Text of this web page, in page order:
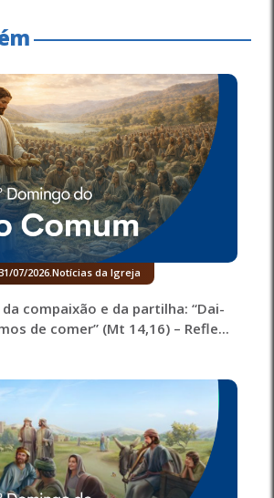
07/2026 Notícias da Igreja
compaixão e da partilha: “Dai-
de comer” (Mt 14,16) – Refle...